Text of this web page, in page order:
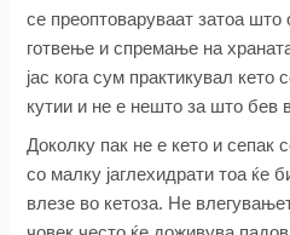
се преоптоваруваат затоа што
готвење и спремање на
јас кога сум практикувал кето
кутии и не е нешто за што бев
Доколку пак не е кето и сепак
со малку јаглехидрати тоа ќе
влезе во кетоза. Не